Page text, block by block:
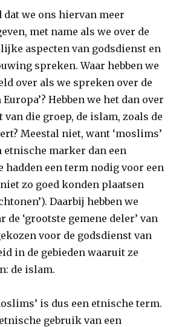
we ons hiervan meer
met name als we over de
aspecten van godsdienst en
spreken. Waar hebben we
over als we spreken over de
Hebben we het dan over
van die groep, de islam, zoals de
Meestal niet, want ‘moslims’
etnische marker dan een
hadden een term nodig voor een
zo goed konden plaatsen
Daarbij hebben we
de ‘grootste gemene deler’ van
voor de godsdienst van
in de gebieden waaruit ze
de islam.
is dus een etnische term.
gebruik van een